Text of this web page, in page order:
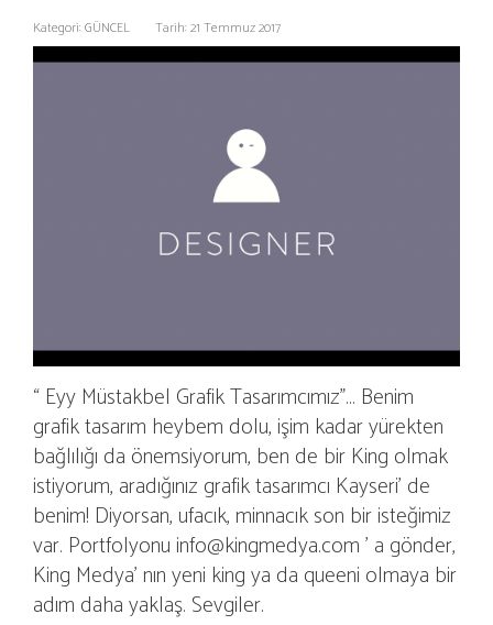
Kategori: GÜNCEL Tarih: 21 Temmuz 2017
“ Eyy Müstakbel Grafik Tasarımcımız”... Benim
grafik tasarım heybem dolu, işim kadar yürekten
bağlılığı da önemsiyorum, ben de bir King olmak
istiyorum, aradığınız grafik tasarımcı Kayseri' de
benim! Diyorsan, ufacık, minnacık son bir isteğimiz
var. Portfolyonu info@kingmedya.com ' a gönder,
King Medya' nın yeni king ya da queeni olmaya bir
adım daha yaklaş. Sevgiler.